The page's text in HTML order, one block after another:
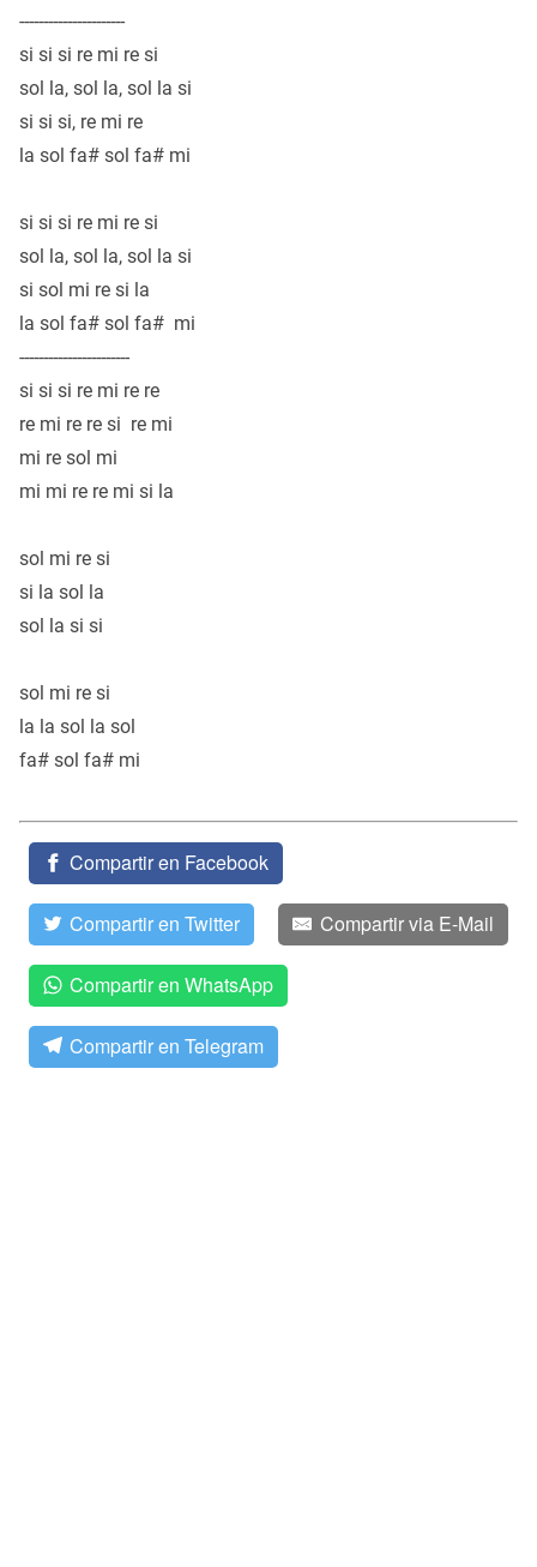
----------------------
si si si re mi re si
sol la, sol la, sol la si
si si si, re mi re
la sol fa# sol fa# mi
si si si re mi re si
sol la, sol la, sol la si
si sol mi re si la
la sol fa# sol fa# mi
-----------------------
si si si re mi re re
re mi re re si re mi
mi re sol mi
mi mi re re mi si la
sol mi re si
si la sol la
sol la si si
sol mi re si
la la sol la sol
fa# sol fa# mi
Compartir en Facebook
Compartir en Twitter Compartir via E-Mail
Compartir en WhatsApp
Compartir en Telegram